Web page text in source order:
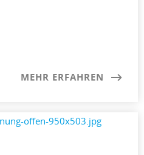
MEHR ERFAHREN